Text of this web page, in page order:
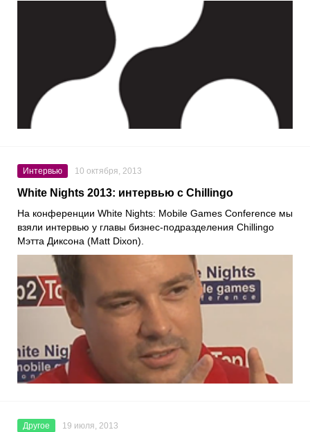
Интервью 10 октября, 2013
White Nights 2013: интервью с Chillingo
На конференции White Nights: Mobile Games Conference мы
взяли интервью у главы бизнес-подразделения Chillingo
Мэтта Диксона (Matt Dixon).
Другое 19 июля, 2013